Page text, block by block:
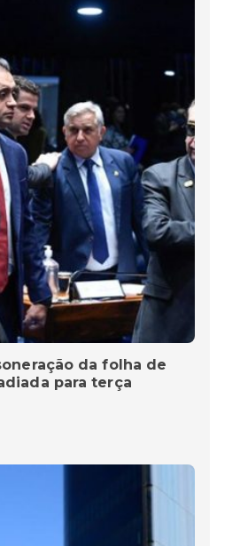
da folha de
para terça